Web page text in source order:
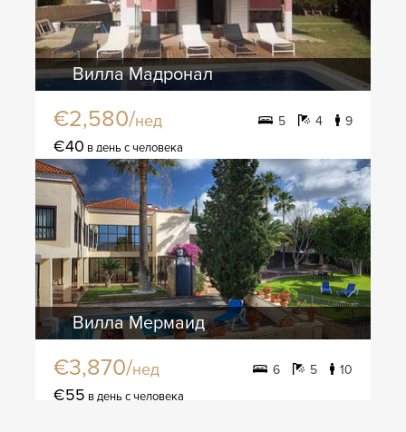
Вилла Мадронал
€2,580/нед 5 4 9
€40 в день с человека
Вилла Мермаид
€3,870/нед 6 5 10
€55 в день с человека